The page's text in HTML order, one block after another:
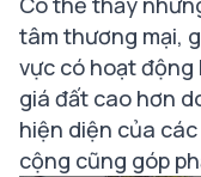
tâm thương mại,
vực có hoạt
giá đất cao hơn
hiện diện của
cộng cũng góp